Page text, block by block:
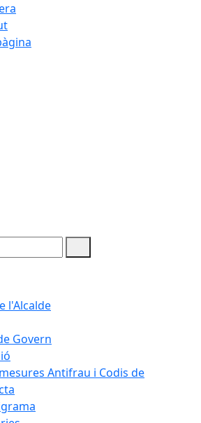
l'Alcalde
Govern
Antifrau i Codis de